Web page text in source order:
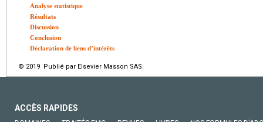
Analyse statistique
Résultats
Discussion
Conclusion
Déclaration de liens d’intérêts
© 2019 Publié par Elsevier Masson SAS.
ACCÈS RAPIDES